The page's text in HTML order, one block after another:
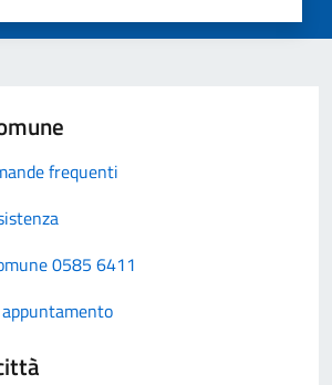
frequenti
0585 6411